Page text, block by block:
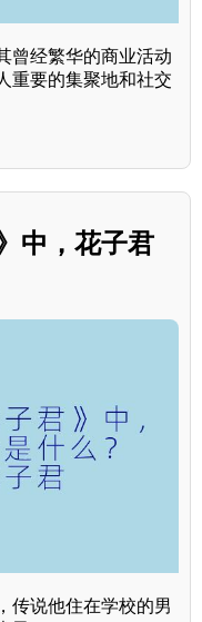
曾经繁华的商业活动
重要的集聚地和社交
中，花子君
传说他住在学校的男